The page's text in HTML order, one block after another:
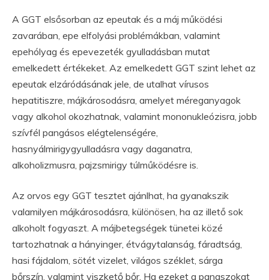
A GGT elsősorban az epeutak és a máj működési
zavarában, epe elfolyási problémákban, valamint
epehólyag és epevezeték gyulladásban mutat
emelkedett értékeket. Az emelkedett GGT szint lehet az
epeutak elzáródásának jele, de utalhat vírusos
hepatitiszre, májkárosodásra, amelyet méreganyagok
vagy alkohol okozhatnak, valamint mononukleózisra, jobb
szívfél pangásos elégtelenségére,
hasnyálmirigygyulladásra vagy daganatra,
alkoholizmusra, pajzsmirigy túlműködésre is.
Az orvos egy GGT tesztet ajánlhat, ha gyanakszik
valamilyen májkárosodásra, különösen, ha az illető sok
alkoholt fogyaszt. A májbetegségek tünetei közé
tartozhatnak a hányinger, étvágytalanság, fáradtság,
hasi fájdalom, sötét vizelet, világos széklet, sárga
bőrszín, valamint viszkető bőr. Ha ezeket a panaszokat